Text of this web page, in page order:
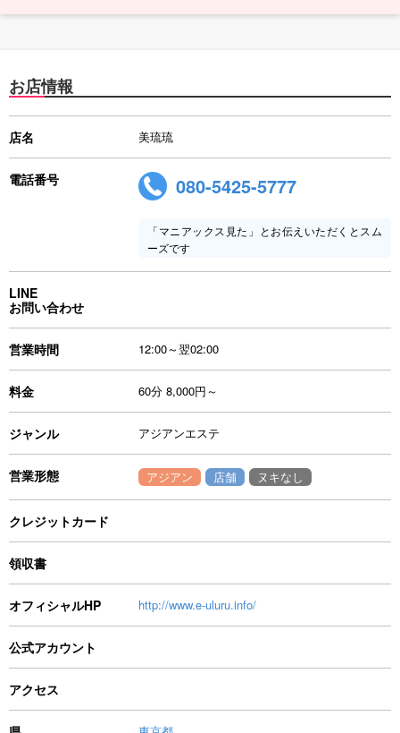
お店情報
店名 美琉琉
電話番号 080-5425-5777
「マニアックス見た」とお伝えいただくとスム
ーズです
LINE
お問い合わせ
営業時間 12:00～翌02:00
料金 60分 8,000円～
ジャンル アジアンエステ
営業形態 アジアン 店舗 ヌキなし
クレジットカード
領収書
オフィシャルHP http://www.e-uluru.info/
公式アカウント
アクセス